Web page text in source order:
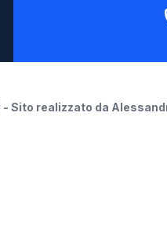
- Sito realizzato da